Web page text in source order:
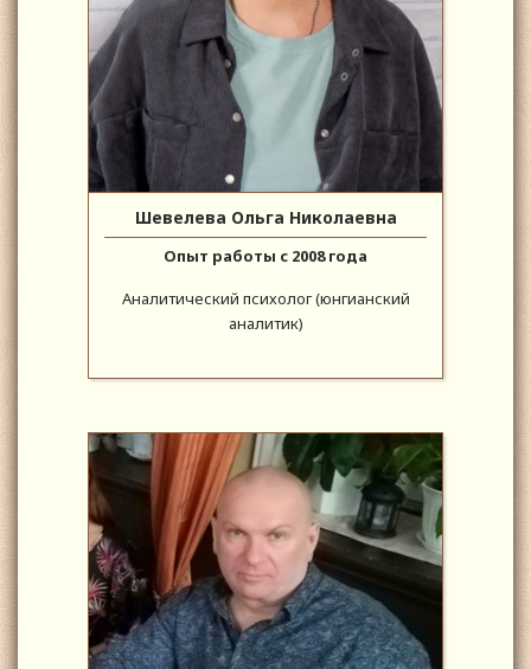
Шевелева Ольга Николаевна
Опыт работы с 2008 года
Аналитический психолог (юнгианский
аналитик)